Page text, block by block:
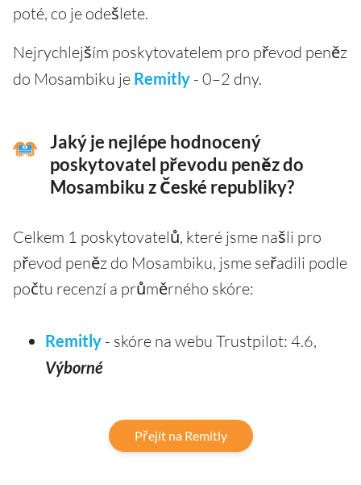
poté, co je odešlete.
Nejrychlejším poskytovatelem pro převod peněz
do Mosambiku je Remitly - 0–2 dny.
Jaký je nejlépe hodnocený
poskytovatel převodu peněz do
Mosambiku z České republiky?
Celkem 1 poskytovatelů, které jsme našli pro
převod peněz do Mosambiku, jsme seřadili podle
počtu recenzí a průměrného skóre:
Remitly - skóre na webu Trustpilot: 4.6,
Výborné
Přejít na Remitly